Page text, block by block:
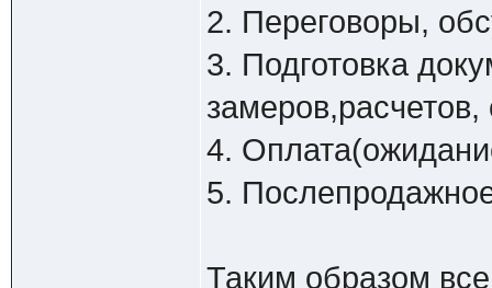
2. Переговоры,
3. Подготовка
замеров,расчетов,
4.
5.
Таким образом